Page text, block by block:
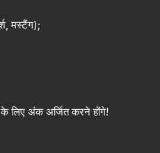
मस्टैंग);
लिए अंक अर्जित करने होंगे!